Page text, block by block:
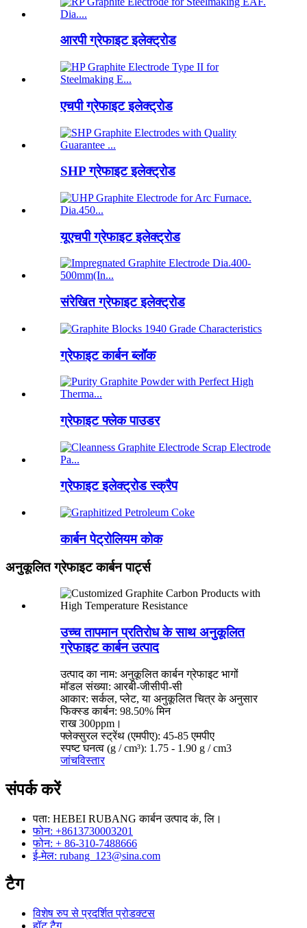
आरपी ग्रेफाइट इलेक्ट्रोड
एचपी ग्रेफाइट इलेक्ट्रोड
SHP ग्रेफाइट इलेक्ट्रोड
यूएचपी ग्रेफाइट इलेक्ट्रोड
संरेखित ग्रेफाइट इलेक्ट्रोड
ग्रेफाइट कार्बन ब्लॉक
ग्रेफाइट फ्लेक पाउडर
ग्रेफाइट इलेक्ट्रोड स्क्रैप
कार्बन पेट्रोलियम कोक
अनुकूलित ग्रेफाइट कार्बन पार्ट्स
उच्च तापमान प्रतिरोध के साथ अनुकूलित
ग्रेफाइट कार्बन उत्पाद
उत्पाद का नाम: अनुकूलित कार्बन ग्रेफाइट भागों
मॉडल संख्या: आरबी-जीसीपी-सी
आकार: सर्कल, प्लेट, या अनुकूलित चित्र के अनुसार
फिक्स्ड कार्बन: 98.50% मिन
राख 300ppm।
फ्लेक्सुरल स्ट्रेंथ (एमपीए): 45-85 एमपीए
स्पष्ट घनत्व (g / cm³): 1.75 - 1.90 g / cm3
जांचविस्तार
संपर्क करें
पता: HEBEI RUBANG कार्बन उत्पाद कं, लि।
फोन: +8613730003201
फोन: + 86-310-7488666
ई-मेल: rubang_123@sina.com
टैग
विशेष रुप से प्रदर्शित प्रोडक्टस